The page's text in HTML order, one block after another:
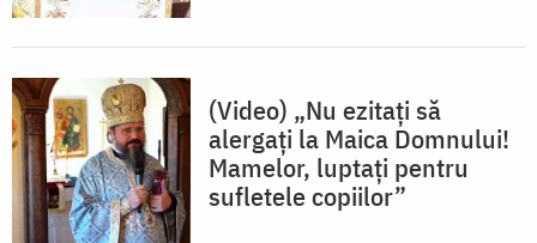
(Video) „Nu ezitați să
alergați la Maica Domnului!
Mamelor, luptați pentru
sufletele copiilor”